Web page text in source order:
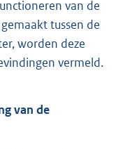
van de
tussen de
worden deze
vermeld.
van de